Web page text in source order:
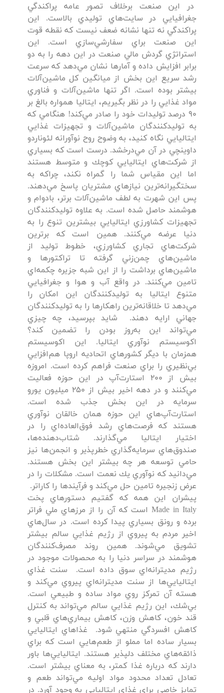
در اين صنعت برخلاف تصور عامه پراكندگي
جغرافيايي در سايت‌هاي توليدي بالاست. اين
پراكندگي نه تنها نشانه ضعف نيست كه نقطه قوت
اين صنعت براي سفارشي‌سازي است. اين
استراتژي گردش مالي صنعت در اين دهه را به دو
برابر افزايش داده و آمارها نشان مي‌دهد كه سرعت
رشد سريع اين بخش از ميانگين كل ماشين‌آلات
بيشتر بوده است. اگر تنها ماشين‌آلات و فناوري
مواد غذايي را در نظر بگيريم، ايتاليا همواره بالغ بر
90 درصد توليدات خود را صادر مي‌كند! هنگامي كه
به توليد‌كنندگان ماشين‌آلات و تجهيزات غذايي
ايتاليايي نگاه كنيد، به وضوح روح نوآورانه لئوناردو
داوينچي در آن مي‌درخشد. درست است كه بسياري
از شركت‌هاي ايتاليايي كوچك و متوسط هستند
اما اين مقياس شما را گمراه نكند، چراكه به
سختگيرانه‌ترين نيازهاي مشتريان پاسخ مي‌دهند.
پس اين شهرت به لطف ماشين‌آلات برتر، بادوام و
هوشمند حاصل شده است. به علاوه توليدكنندگان
تجهيزات كشاورزي ايتاليايي بيشترين تنوع را به
دنيا عرضه مي‌كنند. همين است كه برترين
شركت‌هاي تجاري كشاورزي، خطوط توليد از
ماشين‌هاي چمن‌زني گرفته تا تراكتورها و
ماشين‌هاي برداشت را از اين شبه جزيره چكمه‌اي
تامين مي‌كنند. در واقع آب و هوا و جغرافيايي
متنوع ايتاليا به توليدكنندگان اين امكان را
مي‌دهد تا خلاقانه‌ترين راهكارها را به توليدكنندگان
جهاني ارايه دهند. شايد بپرسيد، چه چيزي
مي‌تواند اين به‌روز بودن را تضمين كند؟
اكوسيستم نوآوري ايتاليا. اين اكوسيستم
همزمان با ديگر كشورهاي اتحاديه اروپا هم‌افزايي
بي‌نظيري را براي صنعت فراهم كرده است. امروزه
بيش از 200 استارت‌آپ در اين حوزه فعاليت
مي‌كنند و در دهه اخير بيش از 250 ميليون يورو
سرمايه در اين بخش جذب شده است.
استارت‌آپ‌هاي اين حوزه همان خالقان نوآوري
هستند كه فرصت‌هاي رشد فوق‌العاده‌اي را در
اختيار ايتاليا مي‌گذارند. شتاب‌دهنده‌ها،
صندوق‌هاي سرمايه‌گذاري خطرپذير و انجمن‌ها نيز
حامي توسعه هر چه بيشتر اين بخش هستند.
مي‌دانيد كه نوآوري يك نعمت است. مشكلات را در
عرض زنجيره تامين حل مي‌كند و فرآيندها را كاراتر.
پيشران اين همه كه گفتيم دستورهاي پخت
Made in Italy است كه آن را از مرزهاي ملي فراتر
برده و رونق بسياري پيدا كرده است. در سال‌هاي
اخير مردم به پيروي از رژيم غذايي سالم بيشتر
تشويق مي‌شوند. همين روند مصرف‌كنندگان
هوشمند در سراسر دنيا را به محصولات موجود در
رژيم مديترانه‌اي سوق داده است. سنت غذاي
ايتاليايي‌ها از سنت مديترانه‌اي پيروي مي‌كند و
هسته آن تمركز روي مواد ساده و طبيعي است.
بي‌شك، اين رژيم غذايي سالم مي‌تواند به كنترل
قند خون، كاهش وزن، كاهش بيماري‌هاي قلبي و
كاهش افسردگي منتهي شود. غذاهاي ايتاليايي
بسيار ساده اما مملو از طعم‌هايي است كه براي
ذائقه‌هاي مختلف دلپذير هستند. ايتاليايي‌ها باور
دارند كه درباره غذا كمتر، به معناي بيشتر است.
تعادل تعداد محدود مواد اوليه مي‌تواند طعم و
تمايز خاصي براي غذاي ايتاليايي به وجود آورد. در